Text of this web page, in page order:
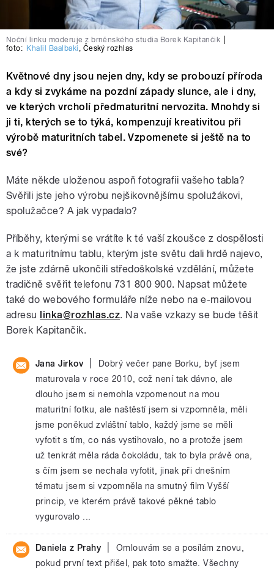
Noční linku moderuje z brněnského studia Borek Kapitančik
foto: Khalil Baalbaki , Český rozhlas
Květnové dny jsou nejen dny, kdy se probouzí příroda
a kdy si zvykáme na pozdní západy slunce, ale i dny,
ve kterých vrcholí předmaturitní nervozita. Mnohdy si
ji ti, kterých se to týká, kompenzují kreativitou při
výrobě maturitních tabel. Vzpomenete si ještě na to
své?
Máte někde uloženou aspoň fotografii vašeho tabla?
Svěřili jste jeho výrobu nejšikovnějšímu spolužákovi,
spolužačce? A jak vypadalo?
Příběhy, kterými se vrátíte k té vaší zkoušce z dospělosti
a k maturitnímu tablu, kterým jste světu dali hrdě najevo,
že jste zdárně ukončili středoškolské vzdělání, můžete
tradičně svěřit telefonu 731 800 900. Napsat můžete
také do webového formuláře níže nebo na e-mailovou
adresu linka@rozhlas.cz. Na vaše vzkazy se bude těšit
Borek Kapitančik.
Jana Jirkov
Dobrý večer pane Borku, byť jsem
maturovala v roce 2010, což není tak dávno, ale
dlouho jsem si nemohla vzpomenout na mou
maturitní fotku, ale naštěstí jsem si vzpomněla, měli
jsme poněkud zvláštní tablo, každý jsme se měli
vyfotit s tím, co nás vystihovalo, no a protože jsem
už tenkrát měla ráda čokoládu, tak to byla právě ona,
s čím jsem se nechala vyfotit, jinak při dnešním
tématu jsem si vzpomněla na smutný film Vyšší
princip, ve kterém právě takové pěkné tablo
vygurovalo ...
Daniela z Prahy
Omlouvám se a posílám znovu,
pokud první text přišel, pak toto smažte. Všechny